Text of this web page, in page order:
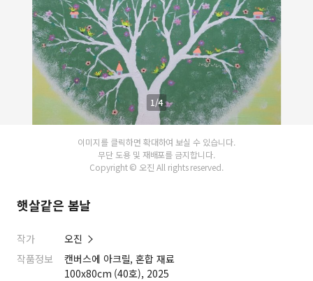
1/4
이미지를 클릭하면 확대하여 보실 수 있습니다.
무단 도용 및 재배포를 금지합니다.
Copyright © 오진 All rights reserved.
햇살같은 봄날
작가
오진
작품정보
캔버스에 아크릴, 혼합 재료
100x80cm (40호), 2025